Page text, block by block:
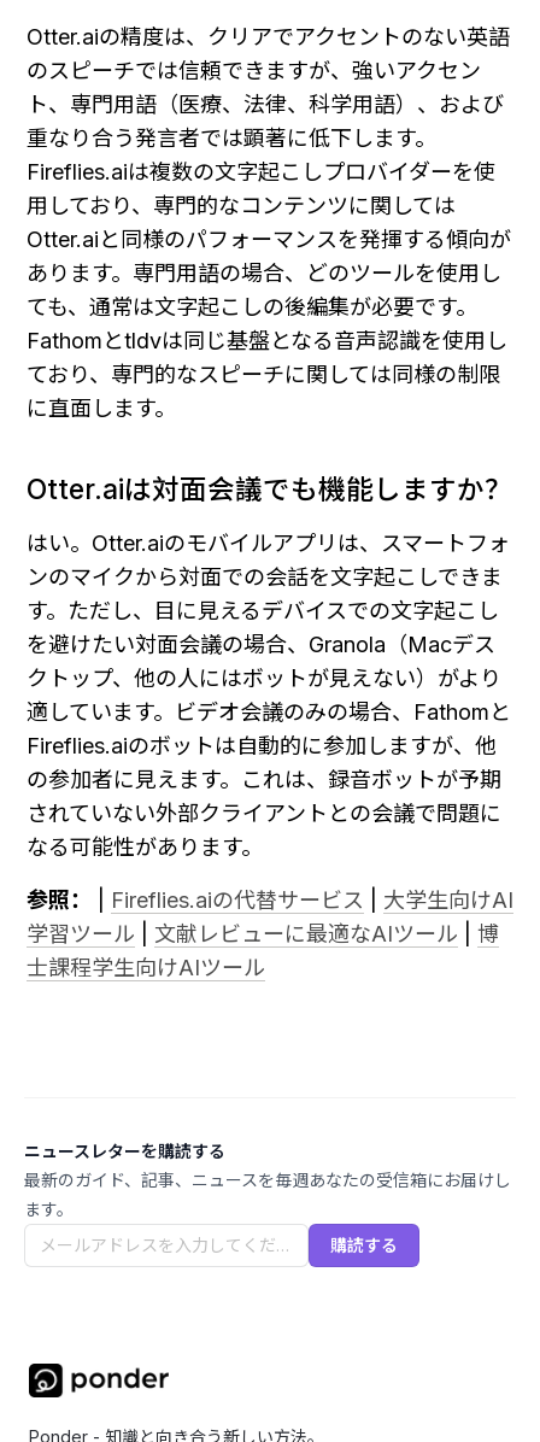
Otter.aiの精度は、クリアでアクセントのない英語
のスピーチでは信頼できますが、強いアクセン
ト、専門用語（医療、法律、科学用語）、および
重なり合う発言者では顕著に低下します。
Fireflies.aiは複数の文字起こしプロバイダーを使
用しており、専門的なコンテンツに関しては
Otter.aiと同様のパフォーマンスを発揮する傾向が
あります。専門用語の場合、どのツールを使用し
ても、通常は文字起こしの後編集が必要です。
Fathomとtldvは同じ基盤となる音声認識を使用し
ており、専門的なスピーチに関しては同様の制限
に直面します。
Otter.aiは対面会議でも機能しますか？
はい。Otter.aiのモバイルアプリは、スマートフォ
ンのマイクから対面での会話を文字起こしできま
す。ただし、目に見えるデバイスでの文字起こし
を避けたい対面会議の場合、Granola（Macデス
クトップ、他の人にはボットが見えない）がより
適しています。ビデオ会議のみの場合、Fathomと
Fireflies.aiのボットは自動的に参加しますが、他
の参加者に見えます。これは、録音ボットが予期
されていない外部クライアントとの会議で問題に
なる可能性があります。
参照： Fireflies.aiの代替サービス
大学生向けAI
学習ツール
文献レビューに最適なAIツール
博
士課程学生向けAIツール
ニュースレターを購読する
最新のガイド、記事、ニュースを毎週あなたの受信箱にお届けし
ます。
購読する
Ponder - 知識と向き合う新しい方法。